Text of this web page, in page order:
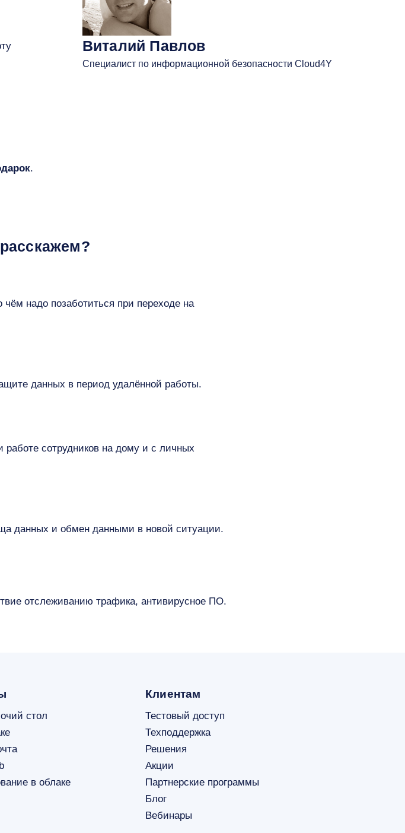
.
Виталий Павлов
Специалист по информационной безопасности Cloud4Y
надо позаботиться при переходе на
данных в период удалённой работы.
сотрудников на дому и с личных
данных и обмен данными в новой ситуации.
отслеживанию трафика, антивирусное ПО.
стол
в облаке
Клиентам
Тестовый доступ
Техподдержка
Решения
Акции
Партнерские программы
Блог
Вебинары